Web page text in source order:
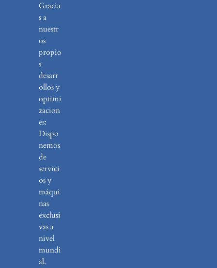
Gracia
s a
nuestr
os
propio
s
desarr
ollos y
optimi
zacion
es:
Dispo
nemos
de
servici
os y
máqui
nas
exclusi
vas a
nivel
mundi
al.